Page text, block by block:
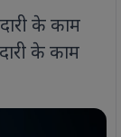
के काम
के काम